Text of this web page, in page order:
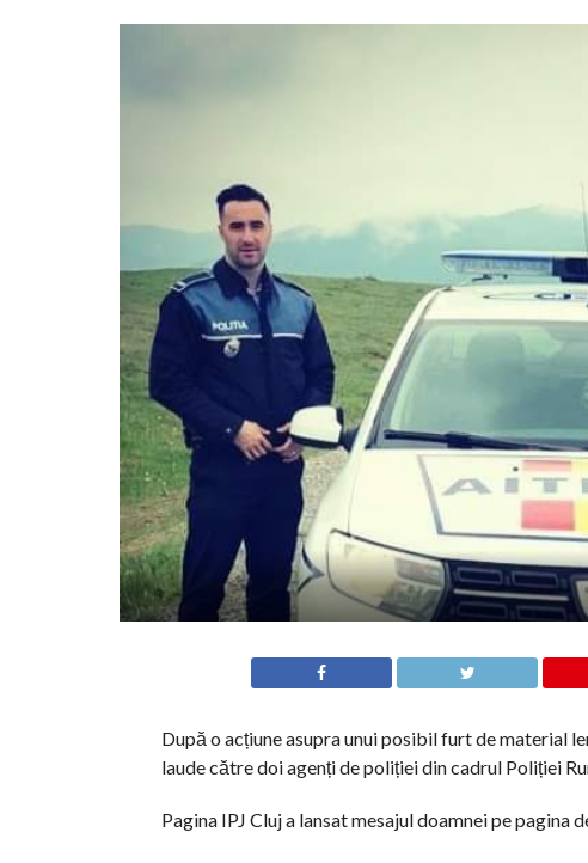
După o acțiune asupra unui posibil furt de material
laude către doi agenți de poliției din cadrul Poliției
Pagina IPJ Cluj a lansat mesajul doamnei pe pagina